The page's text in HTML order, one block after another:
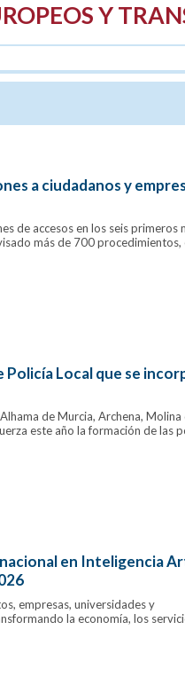
Y
a ciudadanos y
de accesos en los seis primeros
más de 700 procedimientos,
Local que se
de Murcia, Archena, Molina
este año la formación de las
en Inteligencia
empresas, universidades y
la economía, los